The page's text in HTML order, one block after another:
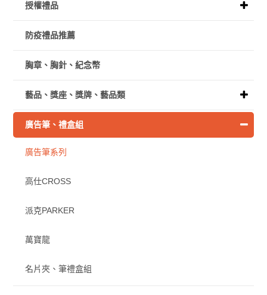
授權禮品
防疫禮品推薦
胸章、胸針、紀念幣
藝品、獎座、獎牌、藝品類
廣告筆、禮盒組
廣告筆系列
高仕CROSS
派克PARKER
萬寶龍
名片夾、筆禮盒組